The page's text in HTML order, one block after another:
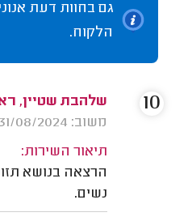
גם בחוות דעת
הלקוח.
שלהבת שטיין,
משוב: 31/08/2024
תיאור השירות:
נשים.
10